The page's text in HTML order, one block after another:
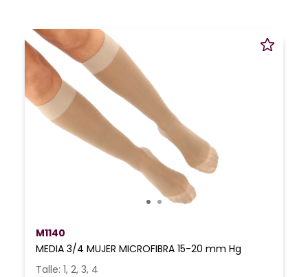
M1140
MEDIA 3/4 MUJER MICROFIBRA 15-20 mm Hg
Talle: 1, 2, 3, 4